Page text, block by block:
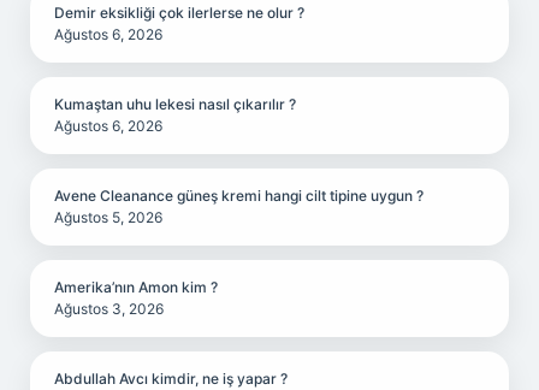
Demir eksikliği çok ilerlerse ne olur ?
Ağustos 6, 2026
Kumaştan uhu lekesi nasıl çıkarılır ?
Ağustos 6, 2026
Avene Cleanance güneş kremi hangi cilt tipine uygun ?
Ağustos 5, 2026
Amerika’nın Amon kim ?
Ağustos 3, 2026
Abdullah Avcı kimdir, ne iş yapar ?